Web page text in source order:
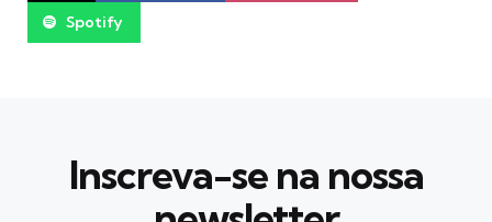
Spotify
Inscreva-se na nossa